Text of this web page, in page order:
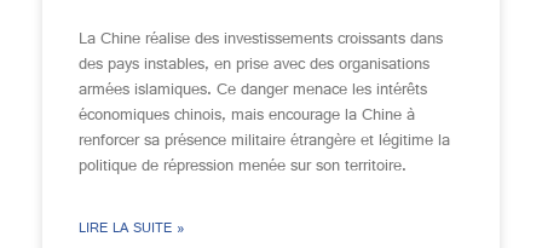
La Chine réalise des investissements croissants dans
des pays instables, en prise avec des organisations
armées islamiques. Ce danger menace les intérêts
économiques chinois, mais encourage la Chine à
renforcer sa présence militaire étrangère et légitime la
politique de répression menée sur son territoire.
LIRE LA SUITE »